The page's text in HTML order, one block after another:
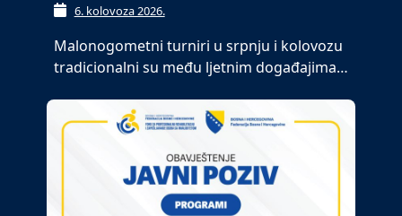
6. kolovoza 2026.
Malonogometni turniri u srpnju i kolovozu
tradicionalni su među ljetnim događajima…